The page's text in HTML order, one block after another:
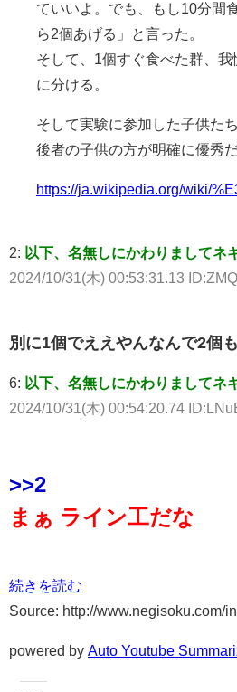
ていいよ。でも、もし10分間
ら2個あげる」と言った。
そして、1個すぐ食べた群、
に分ける。
そして実験に参加した子供た
後者の子供の方が明確に優秀だ
https://ja.wikipedia.org/wiki/
2: 以下、名無しにかわりましてネ
2024/10/31(木) 00:53:31.13
別に1個でええやんなんで2個
6: 以下、名無しにかわりましてネ
2024/10/31(木) 00:54:20.74
>>2
まぁ ライン工だな
続きを読む
Source: http://www.negisoku.com/
powered by Auto Youtube